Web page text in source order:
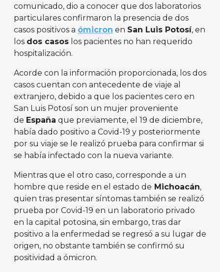
comunicado, dio a conocer que dos laboratorios
particulares confirmaron la presencia de dos
casos positivos a ómicron en San Luis Potosí, en
los dos casos los pacientes no han requerido
hospitalización.
Acorde con la información proporcionada, los dos
casos cuentan con antecedente de viaje al
extranjero, debido a que los pacientes cero en
San Luis Potosí son un mujer proveniente
de España que previamente, el 19 de diciembre,
había dado positivo a Covid-19 y posteriormente
por su viaje se le realizó prueba para confirmar si
se había infectado con la nueva variante.
Mientras que el otro caso, corresponde a un
hombre que reside en el estado de Michoacán,
quien tras presentar síntomas también se realizó
prueba por Covid-19 en un laboratorio privado
en la capital potosina, sin embargo, tras dar
positivo a la enfermedad se regresó a su lugar de
origen, no obstante también se confirmó su
positividad a ómicron.